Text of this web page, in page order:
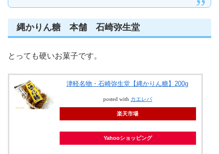
縄かりん糖 本舗 石崎弥生堂
とっても硬いお菓子です。
津軽名物・石崎弥生堂【縄かりん糖】200g
posted with カエレバ
楽天市場
Yahooショッピング